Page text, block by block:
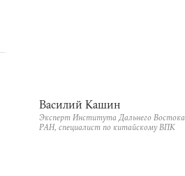
Василий Кашин
Эксперт Института Дальнего Востока
РАН, специалист по китайскому ВПК